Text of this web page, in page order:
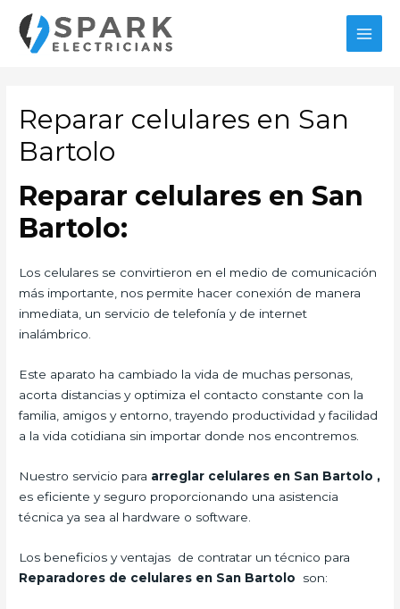
contenido
Reparar celulares en San
Bartolo
Reparar celulares en San
Bartolo:
Los celulares se convirtieron en el medio de comunicación
más importante, nos permite hacer conexión de manera
inmediata, un servicio de telefonía y de internet
inalámbrico.
Este aparato ha cambiado la vida de muchas personas,
acorta distancias y optimiza el contacto constante con la
familia, amigos y entorno, trayendo productividad y facilidad
a la vida cotidiana sin importar donde nos encontremos.
Nuestro servicio para arreglar celulares en San Bartolo ,
es eficiente y seguro proporcionando una asistencia
técnica ya sea al hardware o software.
Los beneficios y ventajas de contratar un técnico para
Reparadores de celulares en San Bartolo son: